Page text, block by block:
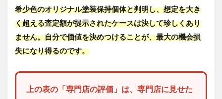
希少色のオリジナル塗装保持個体と判明し、想定を大き
く超える査定額が提示されたケースは決して珍しくあり
ません。自分で価値を決めつけることが、最大の機会損
失になり得るのです。
上の表の「専門店の評価」は、専門店に見せた